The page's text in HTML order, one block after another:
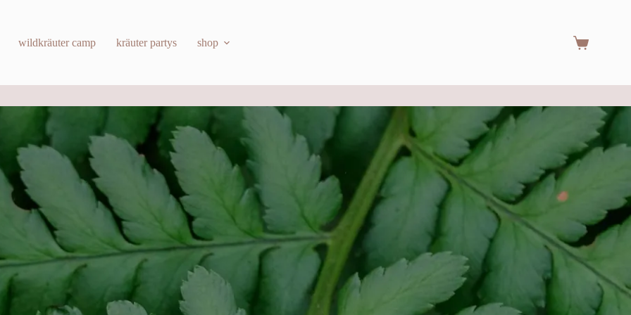
wildkräuter camp kräuter partys shop Warenkorb